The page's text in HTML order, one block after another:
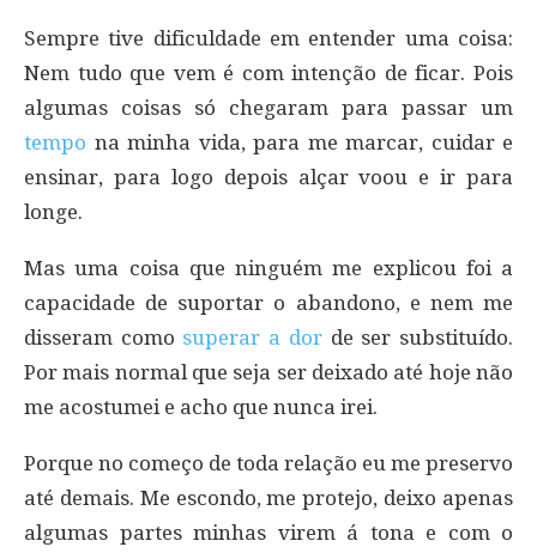
Sempre tive dificuldade em entender uma coisa:
Nem tudo que vem é com intenção de ficar. Pois
algumas coisas só chegaram para passar um
tempo na minha vida, para me marcar, cuidar e
ensinar, para logo depois alçar voou e ir para
longe.
Mas uma coisa que ninguém me explicou foi a
capacidade de suportar o abandono, e nem me
disseram como superar a dorde ser substituído.
Por mais normal que seja ser deixado até hoje não
me acostumei e acho que nunca irei.
Porque no começo de toda relação eu me preservo
até demais. Me escondo, me protejo, deixo apenas
algumas partes minhas virem á tona e com o